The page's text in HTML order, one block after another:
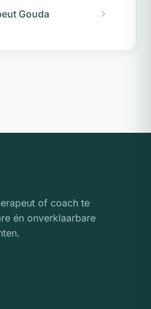
Gouda
of coach te
én onverklaarbare